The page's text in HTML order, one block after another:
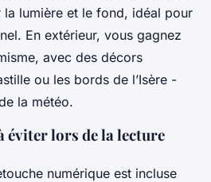
la lumière et le fond, idéal pour
En extérieur, vous gagnez
avec des décors
ou les bords de l’Isère -
la météo.
éviter lors de la lecture
numérique est incluse